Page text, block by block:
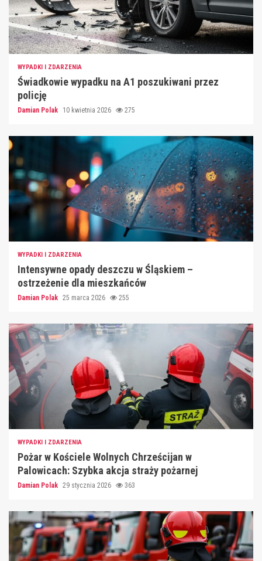
WYPADKI I ZDARZENIA
Świadkowie wypadku na A1 poszukiwani przez
policję
Damian Polak 10 kwietnia 2026 275
WYPADKI I ZDARZENIA
Intensywne opady deszczu w Śląskiem –
ostrzeżenie dla mieszkańców
Damian Polak 25 marca 2026 255
WYPADKI I ZDARZENIA
Pożar w Kościele Wolnych Chrześcijan w
Palowicach: Szybka akcja straży pożarnej
Damian Polak 29 stycznia 2026 363